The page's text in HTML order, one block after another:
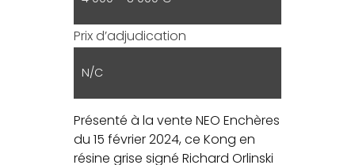
Prix d’adjudication
N/C
Présenté à la vente NEO Enchères
du 15 février 2024, ce Kong en
résine grise signé Richard Orlinski